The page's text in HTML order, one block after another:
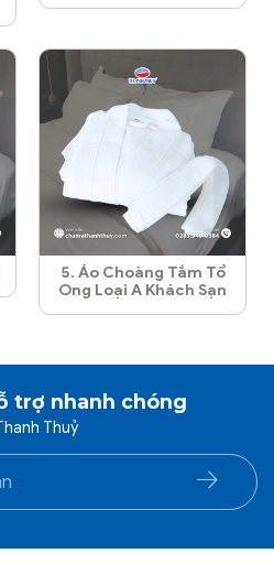
5. Áo Choàng Tắm Tổ
Ong Loại A Khách Sạn
trợ nhanh chóng
Thuỷ